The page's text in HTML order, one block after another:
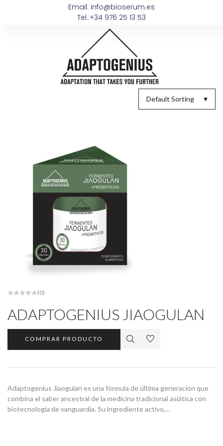
Email: info@bioserum.es
Tel.:+34 976 25 13 53
Default Sorting
(0)
ADAPTOGENIUS JIAOGULAN
COMPRAR PRODUCTO
Adaptogenius Jiaogulan es una fórmula de última generación que
combina el saber ancestral de la medicina tradicional asiática con
biotecnología de vanguardia. Su ingrediente activo,…